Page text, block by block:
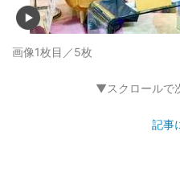
画像1枚目／5枚
▼スクロールで
記事